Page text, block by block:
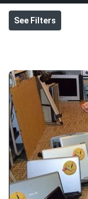
See Filters